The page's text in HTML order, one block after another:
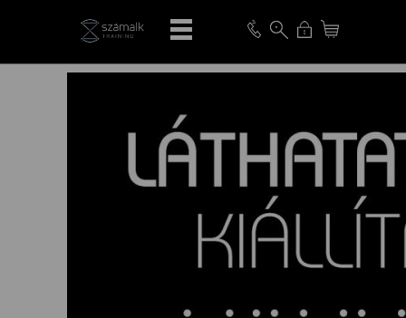
VISSZA